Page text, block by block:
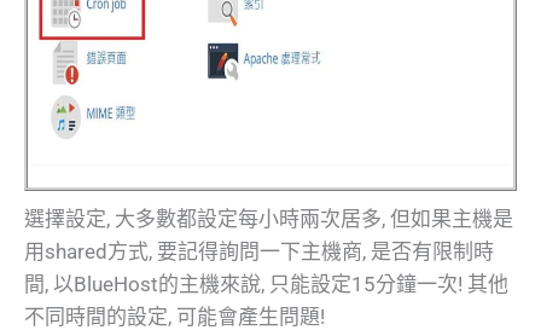
選擇設定, 大多數都設定每小時兩次居多, 但如果主機是
用shared方式, 要記得詢問一下主機商, 是否有限制時
間, 以BlueHost的主機來說, 只能設定15分鐘一次! 其他
不同時間的設定, 可能會產生問題!